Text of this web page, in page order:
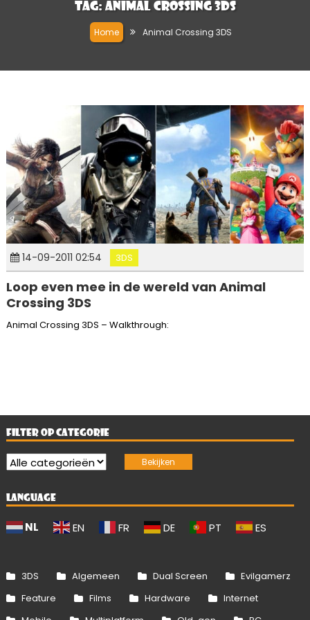
Tag: Animal Crossing 3DS
Home Animal Crossing 3DS
14-09-2011 02:54 3DS
Loop even mee in de wereld van Animal
Crossing 3DS
Animal Crossing 3DS – Walkthrough:
FILTER OP CATEGORIE
LANGUAGE
NL EN FR DE PT ES
3DS Algemeen Dual Screen
Evilgamerz
Feature
Films Hardware
Internet